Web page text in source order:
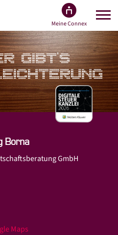
Meine Connex
GIBT'S
Borna
GmbH
Maps